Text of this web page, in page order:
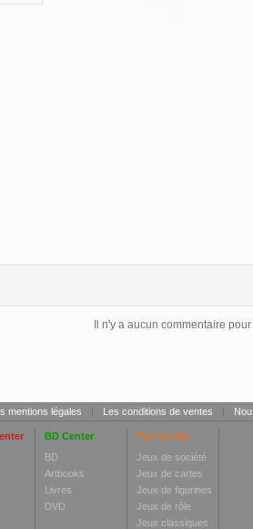
Il n'y a aucun commentaire
mentions légales | Les conditions de ventes |
BD Center
BD
Artbooks
Livres
DVD
Toy Center
Jeux de société
Jeux de cartes
Jeux de figurines
Jeux de rôle
Jeux classiques